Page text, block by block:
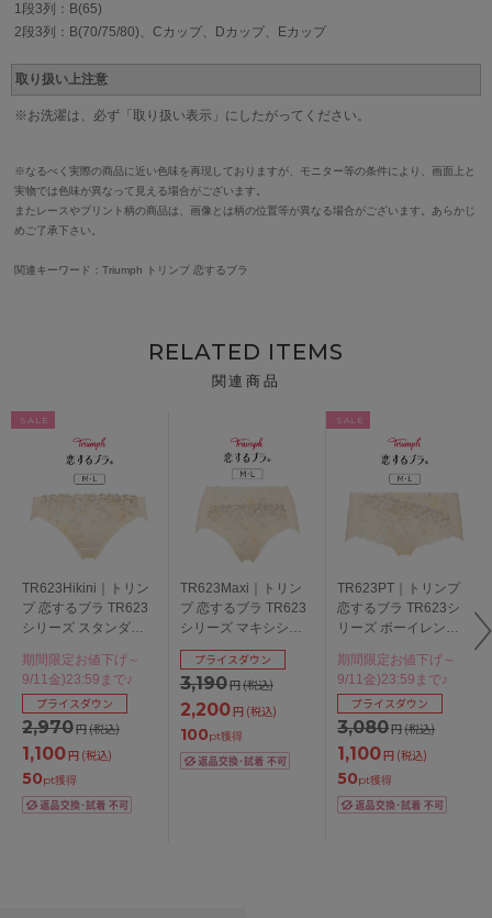
1段3列：B(65)
2段3列：B(70/75/80)、Cカップ、Dカップ、Eカップ
取り扱い上注意
※お洗濯は、必ず「取り扱い表示」にしたがってください。
※なるべく実際の商品に近い色味を再現しておりますが、モニター等の条件により、画面上と
実物では色味が異なって見える場合がございます。
またレースやプリント柄の商品は、画像とは柄の位置等が異なる場合がございます。あらかじ
めご了承下さい。
関連キーワード：Triumph トリンプ 恋するブラ
RELATED ITEMS
関連商品
SALE
TR623Hikini｜トリン
プ 恋するブラ TR623
シリーズ スタンダー
期間限定お値下げ～
9/11金)23:59まで♪
2,970円(税込)
プライスダウン
1,100円 (税込)
50pt獲得
TR623Maxi｜トリン
プ 恋するブラ TR623
シリーズ マキシショ
ーツ M/L
3,190円(税込)
プライスダウン
2,200円 (税込)
100pt獲得
SALE
TR623PT｜トリンプ
恋するブラ TR623シ
リーズ ボーイレング
期間限定お値下げ～
9/11金)23:59まで♪
3,080円(税込)
プライスダウン
1,100円 (税込)
50pt獲得